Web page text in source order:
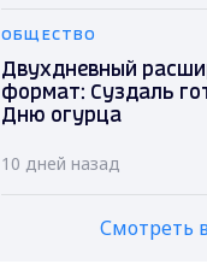
ОБЩЕСТВО
Двухдневный
формат: Суздаль
Дню огурца
10 дней назад
Смотреть